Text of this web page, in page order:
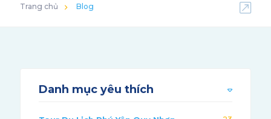
Trang chủ Blog
Danh mục yêu thích